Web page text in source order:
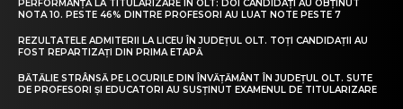
PERFORMANȚĂ LA TITULARIZARE ÎN OLT: DOI CANDIDAȚI AU OBȚINUT
NOTA 10. PESTE 46% DINTRE PROFESORI AU LUAT NOTE PESTE 7
REZULTATELE ADMITERII LA LICEU ÎN JUDEȚUL OLT. TOȚI CANDIDAȚII AU
FOST REPARTIZAȚI DIN PRIMA ETAPĂ
BĂTĂLIE STRÂNSĂ PE LOCURILE DIN ÎNVĂȚĂMÂNT ÎN JUDEȚUL OLT. SUTE
DE PROFESORI ȘI EDUCATORI AU SUSȚINUT EXAMENUL DE TITULARIZARE